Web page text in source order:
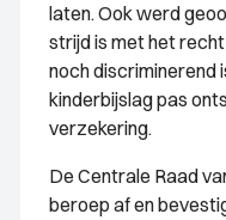
laten. Ook werd
strijd is met het
noch discriminerend
kinderbijslag pas
verzekering.
De Centrale Raad
beroep af en